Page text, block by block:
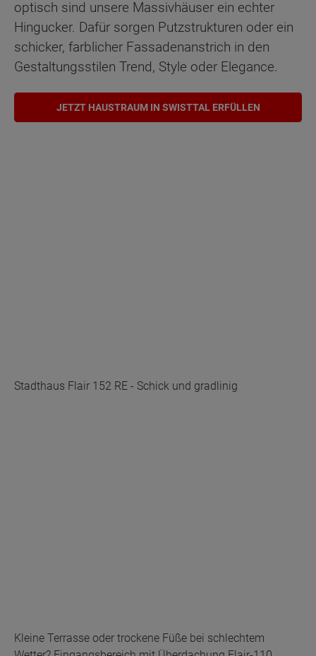
optisch sind unsere Massivhäuser ein echter
Hingucker. Dafür sorgen Putzstrukturen oder ein
schicker, farblicher Fassadenanstrich in den
Gestaltungsstilen Trend, Style oder Elegance.
JETZT HAUSTRAUM IN SWISTTAL ERFÜLLEN
Stadthaus Flair 152 RE - Schick und gradlinig
Kleine Terrasse oder trockene Füße bei schlechtem